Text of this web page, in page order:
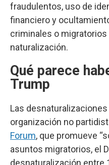
fraudulentos, uso de
financiero y
criminales o
naturalización.
Qué parece
Trump
Las
organización no
Forum, que promueve
asuntos migratorios, el
desnaturalización entre